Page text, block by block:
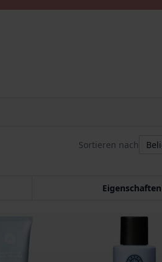
Sortieren nach
Eigenschaften